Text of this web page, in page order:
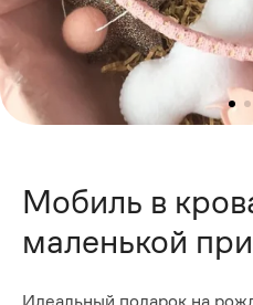
Мобиль в
маленькой